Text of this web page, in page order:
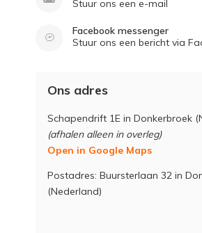
Stuur ons een e-mail
Facebook messenger
Stuur ons een bericht via
Ons adres
Schapendrift 1E in Donkerbroek
(afhalen alleen in overleg)
Open in Google Maps
Postadres: Buursterlaan 32 in
(Nederland)